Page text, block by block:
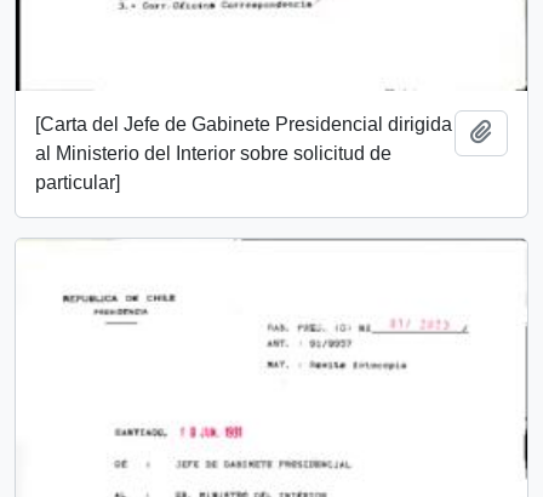
[Carta del Jefe de Gabinete Presidencial dirigida
al Ministerio del Interior sobre solicitud de
particular]